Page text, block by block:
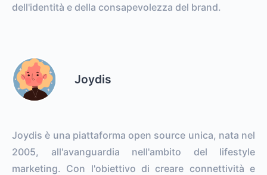
dell'identità e della consapevolezza del brand.
Joydis
Joydis è una piattaforma open source unica, nata nel
2005, all'avanguardia nell'ambito del lifestyle
marketing. Con l'obiettivo di creare connettività e